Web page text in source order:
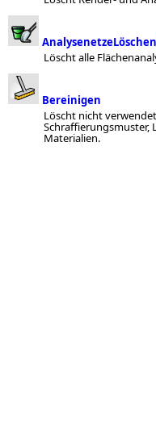
AnalysenetzeLöschen
Löscht alle
Bereinigen
Löscht nicht
Schraffierungsmuster,
Materialien.